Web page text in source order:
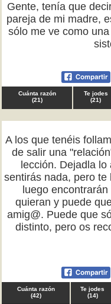
Gente, tenía que
pareja de mi madre,
sólo me ve como
Cuánta razón
(21)
Te jodes
(21)
A los que tenéis
de salir una
lección. Dejadla
sentirás nada, pero
luego
quieran y puede
amig@. Puede que
distinto, pero os
Cuánta razón
(42)
Te jodes
(14)